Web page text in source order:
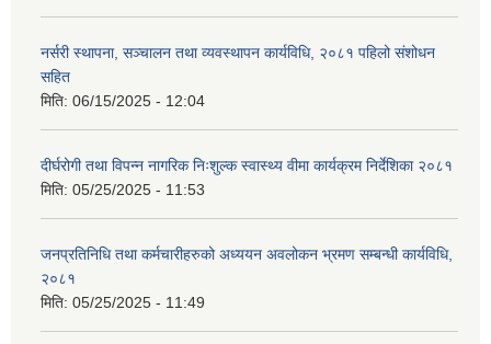
नर्सरी स्थापना, सञ्चालन तथा व्यवस्थापन कार्यविधि, २०८१ पहिलो संशोधन
सहित
मिति: 06/15/2025 - 12:04
दीर्घरोगी तथा विपन्न नागरिक निःशुल्क स्वास्थ्य वीमा कार्यक्रम निर्देशिका २०८१
मिति: 05/25/2025 - 11:53
जनप्रतिनिधि तथा कर्मचारीहरुको अध्ययन अवलोकन भ्रमण सम्बन्धी कार्यविधि,
२०८१
मिति: 05/25/2025 - 11:49